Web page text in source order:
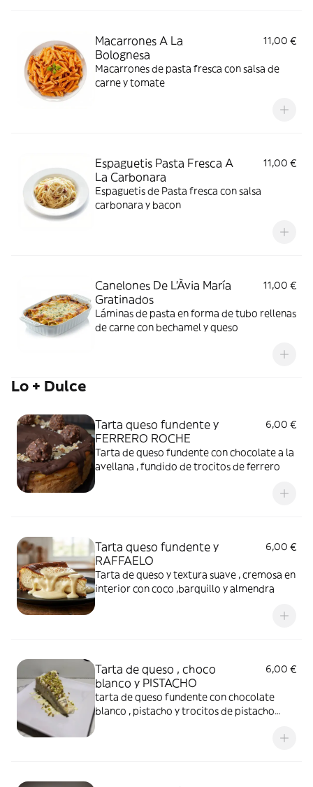
Macarrones A La
Bolognesa
11,00 €
Macarrones de pasta fresca con salsa de
carne y tomate
Espaguetis Pasta Fresca A
La Carbonara
11,00 €
Espaguetis de Pasta fresca con salsa
carbonara y bacon
Canelones De L'Àvia María
Gratinados
11,00 €
Láminas de pasta en forma de tubo rellenas
de carne con bechamel y queso
Lo + Dulce
Tarta queso fundente y
FERRERO ROCHE
6,00 €
Tarta de queso fundente con chocolate a la
avellana , fundido de trocitos de ferrero
Tarta queso fundente y
RAFFAELO
6,00 €
Tarta de queso y textura suave , cremosa en
interior con coco ,barquillo y almendra
Tarta de queso , choco
blanco y PISTACHO
6,00 €
tarta de queso fundente con chocolate
blanco , pistacho y trocitos de pistacho